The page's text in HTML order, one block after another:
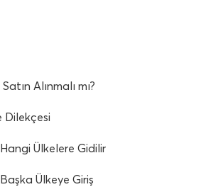
Alınmalı mı?
Dilekçesi
Ülkelere Gidilir
Ülkeye Giriş